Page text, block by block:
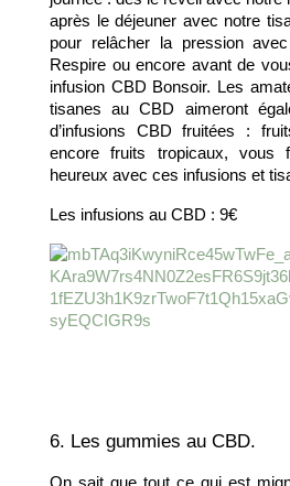
après le déjeuner avec notre
pour relâcher la pression
Respire ou encore avant de
infusion CBD Bonsoir. Les
tisanes au CBD aimeront
d’infusions CBD fruitées :
encore fruits tropicaux, vous
heureux avec ces infusions et
Les infusions au CBD : 9€
6. Les gummies au CBD.